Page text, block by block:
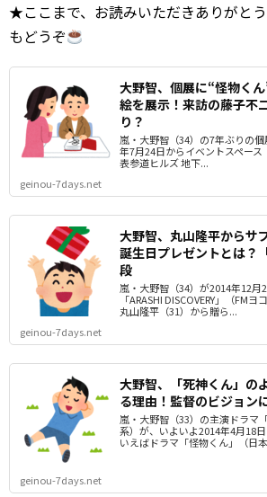
★ここまで、お読みいただきありがと
もどうぞ
大野智、個展に“怪物く
絵を展示！来訪の藤子不
り？
嵐・大野智（34）の7年ぶりの個
年7月24日からイベントスペース
表参道ヒルズ 地下...
geinou-7days.net
大野智、丸山隆平からサ
誕生日プレゼントとは？
段
嵐・大野智（34）が2014年12月
「ARASHI DISCOVERY」（FM
丸山隆平（31）から贈ら...
geinou-7days.net
大野智、「死神くん」の
る理由！監督のビジョン
嵐・大野智（33）の主演ドラマ
系）が、いよいよ2014年4月18
いえばドラマ「怪物くん」（日
geinou-7days.net